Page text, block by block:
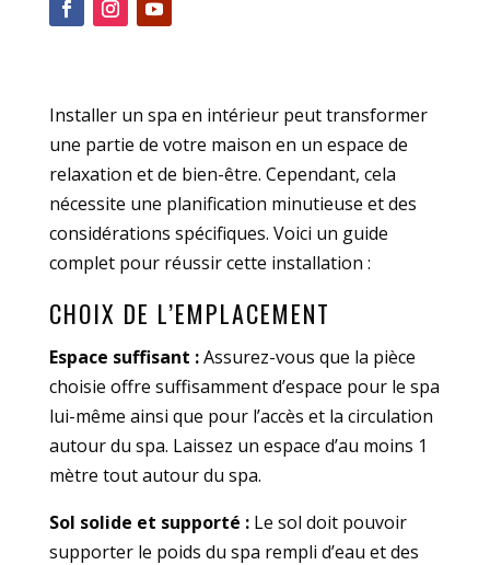
Installer un spa en intérieur peut transformer
une partie de votre maison en un espace de
relaxation et de bien-être. Cependant, cela
nécessite une planification minutieuse et des
considérations spécifiques. Voici un guide
complet pour réussir cette installation :
CHOIX DE L’EMPLACEMENT
Espace suffisant :Assurez-vous que la pièce
choisie offre suffisamment d’espace pour le spa
lui-même ainsi que pour l’accès et la circulation
autour du spa. Laissez un espace d’au moins 1
mètre tout autour du spa.
Sol solide et supporté :Le sol doit pouvoir
supporter le poids du spa rempli d’eau et des